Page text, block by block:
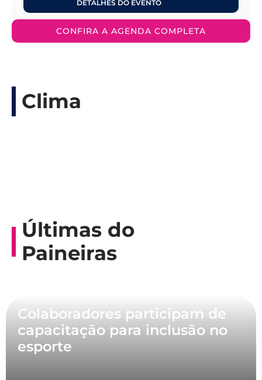
DETALHES DO EVENTO
CONFIRA A AGENDA COMPLETA
Clima
Últimas do
Paineiras
Colaboradores participam de
capacitação para inclusão no
esporte